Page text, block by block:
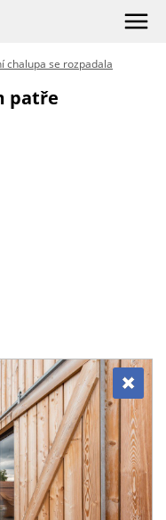
chalupa se rozpadala
patře